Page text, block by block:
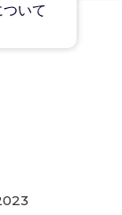
いて